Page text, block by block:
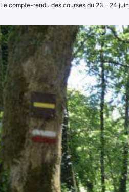
Le compte-rendu des courses du 23 – 24 juin